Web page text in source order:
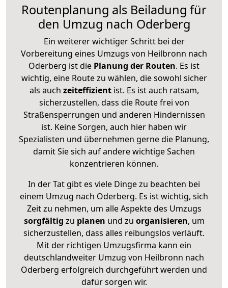
Routenplanung als Beiladung für
den Umzug nach Oderberg
Ein weiterer wichtiger Schritt bei der
Vorbereitung eines Umzugs von Heilbronn nach
Oderberg ist die Planung der Routen. Es ist
wichtig, eine Route zu wählen, die sowohl sicher
als auch zeiteffizientist. Es ist auch ratsam,
sicherzustellen, dass die Route frei von
Straßensperrungen und anderen Hindernissen
ist. Keine Sorgen, auch hier haben wir
Spezialisten und übernehmen gerne die Planung,
damit Sie sich auf andere wichtige Sachen
konzentrieren können.
In der Tat gibt es viele Dinge zu beachten bei
einem Umzug nach Oderberg. Es ist wichtig, sich
Zeit zu nehmen, um alle Aspekte des Umzugs
sorgfältig zu planen und zu organisieren, um
sicherzustellen, dass alles reibungslos verläuft.
Mit der richtigen Umzugsfirma kann ein
deutschlandweiter Umzug von Heilbronn nach
Oderberg erfolgreich durchgeführt werden und
dafür sorgen wir.